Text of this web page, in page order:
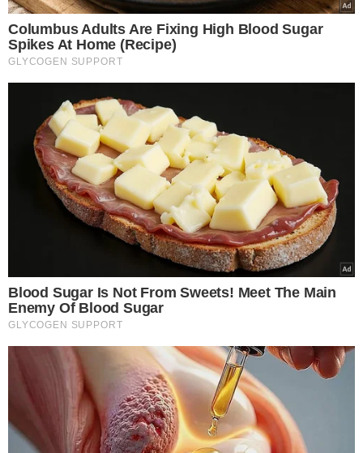
*** AS OPINIÕES AQUI CONTIDAS NÃO EXPRESSAM A
OPINIÃO NO GRUPO MEIO.
TÓPICOS
LUANA PIOVANI NEYMAR
VER COMENTÁRIOS
VEJA TAMBÉM
JUSTIFICOU?